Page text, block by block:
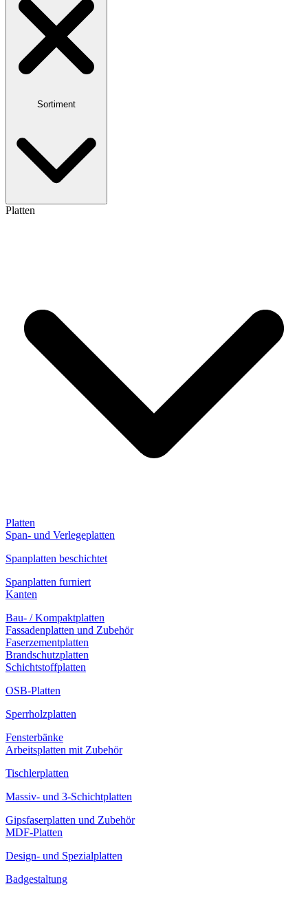
Sortiment
Platten
Platten
Span- und Verlegeplatten
Spanplatten beschichtet
Spanplatten furniert
Kanten
Bau- / Kompaktplatten
Fassadenplatten und Zubehör
Faserzementplatten
Brandschutzplatten
Schichtstoffplatten
OSB-Platten
Sperrholzplatten
Fensterbänke
Arbeitsplatten mit Zubehör
Tischlerplatten
Massiv- und 3-Schichtplatten
Gipsfaserplatten und Zubehör
MDF-Platten
Design- und Spezialplatten
Badgestaltung